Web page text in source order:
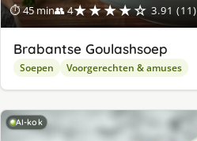
⏱ 45 min👥 4★★★★☆ 3.91 (11)
Brabantse Goulashsoep
Soepen Voorgerechten & amuses
AI-kok